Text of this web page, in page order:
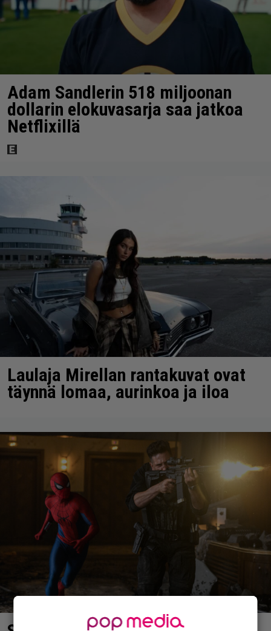
Adam Sandlerin 518 miljoonan
dollarin elokuvasarja saa jatkoa
Netflixillä
Laulaja Mirellan rantakuvat ovat
täynnä lomaa, aurinkoa ja iloa